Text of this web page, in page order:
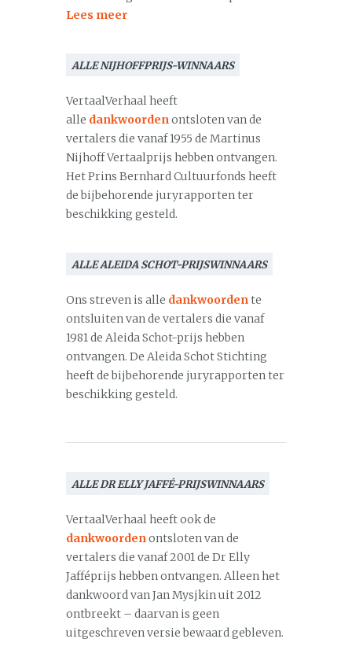
Lees meer
ALLE NIJHOFFPRIJS-WINNAARS
VertaalVerhaal heeft
alle dankwoordenontsloten van de
vertalers die vanaf 1955 de Martinus
Nijhoff Vertaalprijs hebben ontvangen.
Het Prins Bernhard Cultuurfonds heeft
de bijbehorende juryrapporten ter
beschikking gesteld.
ALLE ALEIDA SCHOT-PRIJSWINNAARS
Ons streven is alle dankwoordente
ontsluiten van de vertalers die vanaf
1981 de Aleida Schot-prijs hebben
ontvangen. De Aleida Schot Stichting
heeft de bijbehorende juryrapporten ter
beschikking gesteld.
ALLE DR ELLY JAFFÉ-PRIJSWINNAARS
VertaalVerhaal heeft ook de
dankwoordenontsloten van de
vertalers die vanaf 2001 de Dr Elly
Jafféprijs hebben ontvangen. Alleen het
dankwoord van Jan Mysjkin uit 2012
ontbreekt – daarvan is geen
uitgeschreven versie bewaard gebleven.